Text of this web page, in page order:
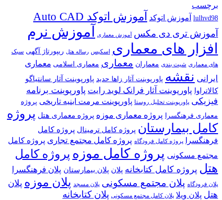
برچسب
lulhvd98 آموزش اتوکد آموزش اتوکد Auto CAD
آموزش تری دی مکس آموزش معماری
آموزش نرم
افزار های معماری اسکیس رساله هتل ریپورتاژ آگهی سبک
های معماری شیت بندی معماران معماری معماری اسلامی معماری
ایرانی نقشه پاورپوینت آثار زاها حدید پاورپوینت آثار سانتیاگو
کالاتراوا پاورپوینت آثار فرانک لوید رایت پاورپوینت برنامه
فیزیکی پاورپوینت تحلیل روستا پاورپوینت مرمت ابنیه تاریخی پروژه
معماری فرهنگسرا پروژه معماری موزه پروژه معماری هتل پروژه
کامل بیمارستان پروژه کامل ترمینال پروژه کامل
فرهنگسرا
پروژه کامل فرودگاه پروژه کامل مجتمع تجاری پروژه کامل
مجتمع مسکونی پروژه کامل موزه پروژه کامل
هتل پروژه کامل کتابخانه پلان پلان بیمارستان پلان فرهنگسرا
پلان فرودگاه پلان مجتمع مسکونی پلان مسجد پلان موزه پلان
هتل پلان ویلا پلان کامل مجتمع مسکونی پلان کتابخانه